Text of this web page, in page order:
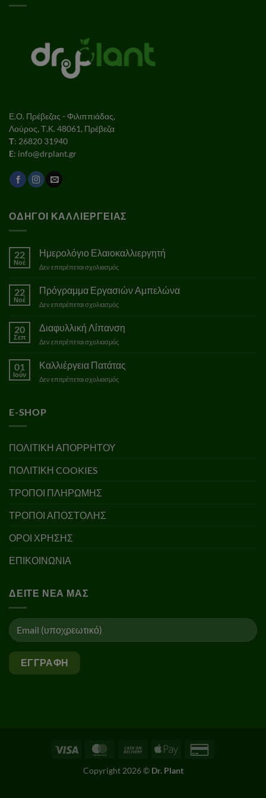
μπορούν
να
επιλεγούν
προϊόντος
Ε.Ο. Πρέβεζας - Φιλιππιάδας,
Λούρος, Τ.Κ. 48061, Πρέβεζα
Τ: 26820 31940
E: info@drplant.gr
ΟΔΗΓΟΙ ΚΑΛΛΙΕΡΓΕΙΑΣ
22
Νοέ
Ημερολόγιο Ελαιοκαλλιεργητή
Δεν επιτρέπεται σχολιασμόςστο
Ελαιοκαλλιεργητή
22
Νοέ
Πρόγραμμα Εργασιών Αμπελώνα
Δεν επιτρέπεται σχολιασμόςστο
Αμπελώνα
20
Σεπ
Διαφυλλική Λίπανση
Δεν επιτρέπεται σχολιασμόςστο
01
Ιούν
Καλλιέργεια Πατάτας
Δεν επιτρέπεται σχολιασμόςστο
E-SHOP
ΠΟΛΙΤΙΚΗ ΑΠΟΡΡΗΤΟΥ
ΠΟΛΙΤΙΚΗ COOKIES
ΤΡΟΠΟΙ ΠΛΗΡΩΜΗΣ
ΤΡΟΠΟΙ ΑΠΟΣΤΟΛΗΣ
ΟΡΟΙ ΧΡΗΣΗΣ
ΕΠΙΚΟΙΝΩΝΙΑ
ΔΕΊΤΕ ΝΈΑ ΜΑΣ
Visa MasterCardCash
Delivery
Apple
Copyright 2026 © Dr. Plant